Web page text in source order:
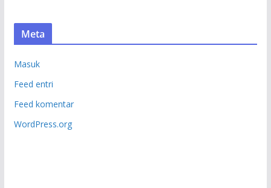
Meta
Masuk
Feed entri
Feed komentar
WordPress.org